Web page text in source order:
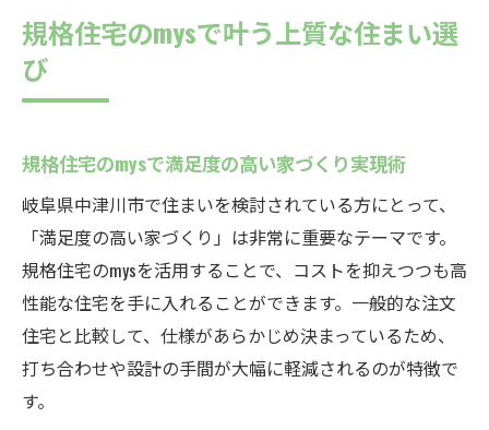
規格住宅のmysでワンランク上の住まい体験
納得感重視の住まい選びは規格住宅のmysか
中津川市で理想の規格型住宅を実感する秘訣
規格住宅のmysで叶う中津川市の理想空間づ
くり
規格住宅のmys活用で失敗しない家づくりの
流れ
規格住宅のmysで中津川市の暮らしを快適に
規格住宅のmysで叶う上質な住まい選
び
規格住宅のmysで満足度の高い家づくり実現術
岐阜県中津川市で住まいを検討されている方にとって、
「満足度の高い家づくり」は非常に重要なテーマです。
規格住宅のmysを活用することで、コストを抑えつつも高
性能な住宅を手に入れることができます。一般的な注文
住宅と比較して、仕様があらかじめ決まっているため、
打ち合わせや設計の手間が大幅に軽減されるのが特徴で
す。